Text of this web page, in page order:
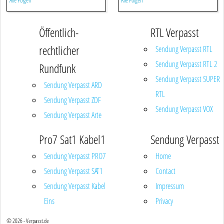
Öffentlich-
rechtlicher
Rundfunk
Sendung Verpasst ARD
Sendung Verpasst ZDF
Sendung Verpasst Arte
RTL Verpasst
Sendung Verpasst RTL
Sendung Verpasst RTL 2
Sendung Verpasst SUPER
RTL
Sendung Verpasst VOX
Pro7 Sat1 Kabel1
Sendung Verpasst PRO7
Sendung Verpasst SAT1
Sendung Verpasst Kabel
Eins
Sendung Verpasst
Home
Contact
Impressum
Privacy
© 2026 - Verpasst.de